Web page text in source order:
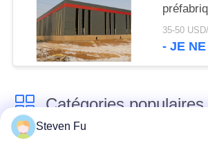
- JE
Catégories populaires
Steven Fu